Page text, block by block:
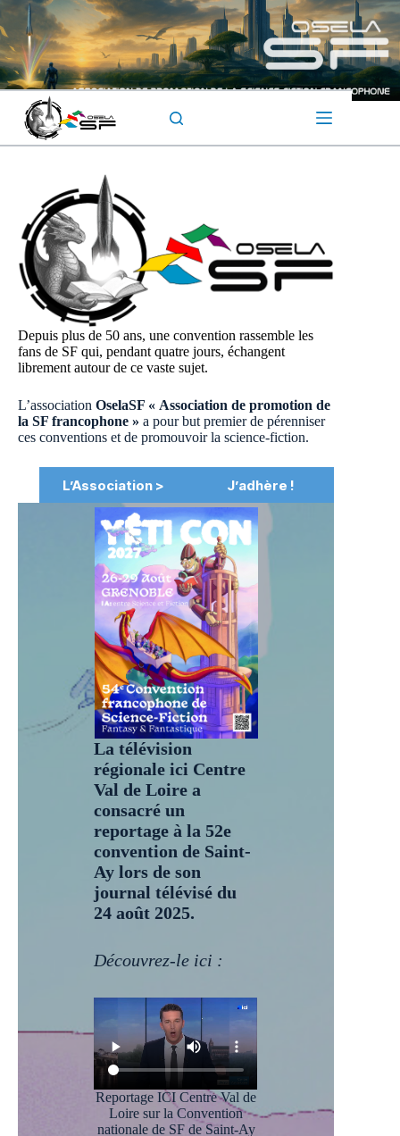
Passer
au
contenu
Depuis plus de 50 ans, une convention rassemble les
fans de SF qui, pendant quatre jours, échangent
librement autour de ce vaste sujet.
L’association OselaSF « Association de promotion de
la SF francophone » a pour but premier de pérenniser
ces conventions et de promouvoir la science-fiction.
L’Association > J’adhère !
La télévision
régionaleici Centre
Val de Loire a
consacré un
reportage à la 52e
convention de Saint-
Ay lors de son
journal télévisé du
24 août 2025.
Découvrez-le ici :
Reportage ICI Centre Val de
Loire sur la Convention
nationale de SF de Saint-Ay